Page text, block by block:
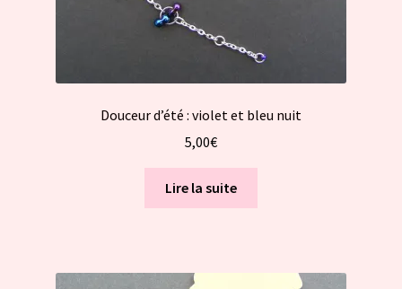
Douceur d’été : violet et bleu nuit
5,00€
Lire la suite